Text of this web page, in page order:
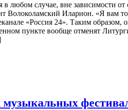
случае, вне зависимости от
Иларион. «Я вам
«Россия 24». Таким
пункте вообще отменят
музыкальных